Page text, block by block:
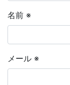
名前 ※
メール ※